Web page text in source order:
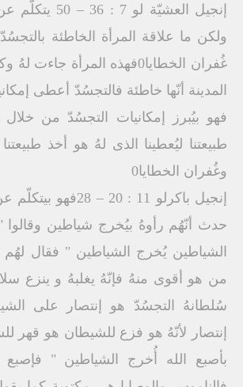
إنجيل العشيّة لو
ولكن ما علاقة المرأة الخاطئة
غُفران الخطايا0فهذه المرأة
المدينة أنّها خاطئة فالتجسُدّ أعطى
فهو بيُبرز إمكانيات التجسُدّ من
طبيعتنا ليُعطينا الذى لهُ هو أخذ
وغُفران الخطايا0
إنجيل باكرلو 11 : 20
حدث أنّهُم رأوهُ بيُخرج شياطين وقالوا
الشياطين يُخرج الشياطين " فقال
من هو أقوى منهُ فإنّهُ يغلبهُ و ينزع
سُلطانهُ التجسُدّ هو إنتصار على
إنتصار لأنّهُ هو فزع للشيطان هو قهر
بأصبع الله أُخرج الشياطين " فإصبع